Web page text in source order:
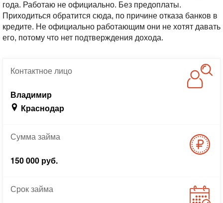
года. Работаю не официально. Без предоплаты.
Приходиться обратится сюда, по причине отказа банков в
кредите. Не официально работающим они не хотят давать
его, потому что нет подтверждения дохода.
Контактноелицо
Владимир
Краснодар
Суммазайма
150 000 руб.
Срокзайма